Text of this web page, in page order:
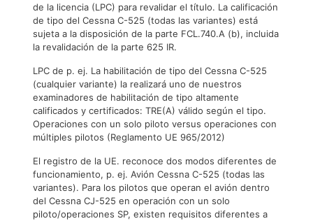
de la licencia (LPC) para revalidar el título. La calificación
de tipo del Cessna C-525 (todas las variantes) está
sujeta a la disposición de la parte FCL.740.A (b), incluida
la revalidación de la parte 625 IR.
LPC de p. ej. La habilitación de tipo del Cessna C-525
(cualquier variante) la realizará uno de nuestros
examinadores de habilitación de tipo altamente
calificados y certificados: TRE(A) válido según el tipo.
Operaciones con un solo piloto versus operaciones con
múltiples pilotos (Reglamento UE 965/2012)
El registro de la UE. reconoce dos modos diferentes de
funcionamiento, p. ej. Avión Cessna C-525 (todas las
variantes). Para los pilotos que operan el avión dentro
del Cessna CJ-525 en operación con un solo
piloto/operaciones SP, existen requisitos diferentes a